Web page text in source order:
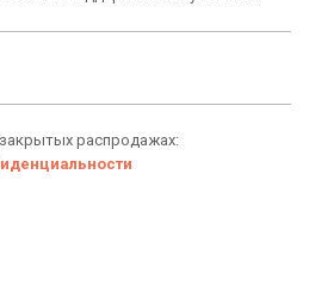
распродажах: